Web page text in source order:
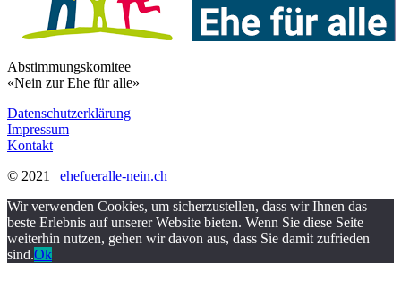
Abstimmungskomitee
«Nein zur Ehe für alle»
Datenschutzerklärung
Impressum
Kontakt
© 2021 | ehefueralle-nein.ch
Wir verwenden Cookies, um sicherzustellen, dass wir Ihnen das
beste Erlebnis auf unserer Website bieten. Wenn Sie diese Seite
weiterhin nutzen, gehen wir davon aus, dass Sie damit zufrieden
sind.Ok